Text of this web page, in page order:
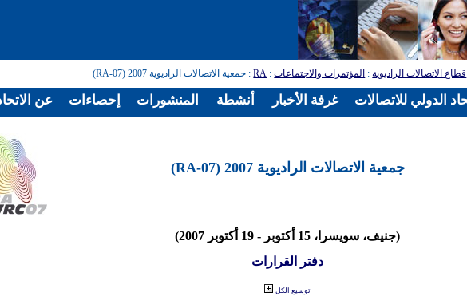
قطاع الاتصالات الراديوية: المؤتمرات والاجتماعات:
RA: جمعية الاتصالات الراديوية 2007 (RA-07)
جمعية الاتصالات الراديوية 2007 (RA-07)
(جنيف، سويسرا، 15 أكتوبر - 19 أكتوبر 2007)
دفتر القرارات
توسيع الكل
عن إحصاءات المنشورات أنشطة غرفة الأخبار الدولي للاتصالات